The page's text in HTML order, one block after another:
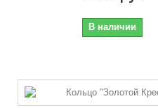
В наличии